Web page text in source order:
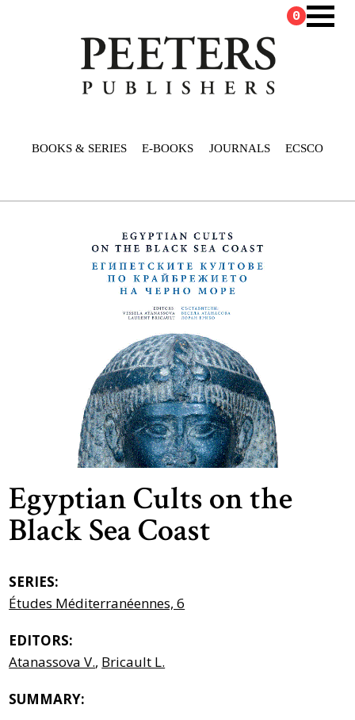
BOOKS & SERIES E-BOOKS JOURNALS ECSCO
0
Egyptian Cults on the
Black Sea Coast
SERIES:
Études Méditerranéennes, 6
EDITORS:
Atanassova V., Bricault L.
SUMMARY: